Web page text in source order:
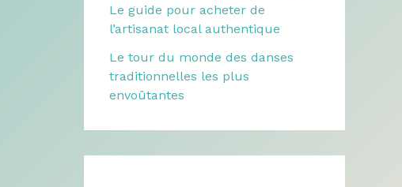
Le guide pour acheter de
l’artisanat local authentique
Le tour du monde des danses
traditionnelles les plus
envoûtantes